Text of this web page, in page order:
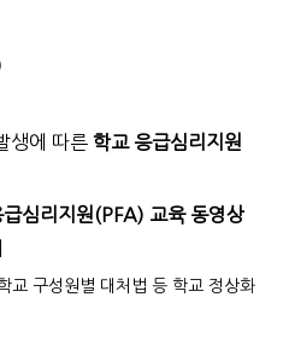
생에 따른 학교 응급심리지원
급심리지원(PFA) 교육 동영상
교 구성원별 대처법 등 학교 정상화